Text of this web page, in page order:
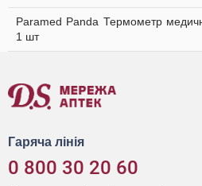
Paramed Panda Термометр
1 шт
Гаряча лінія
0 800 30 20 60